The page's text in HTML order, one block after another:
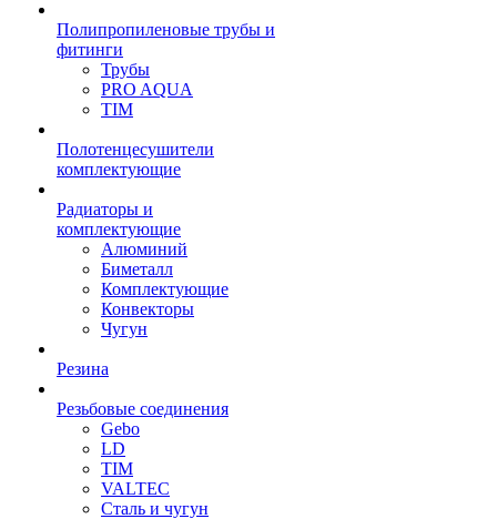
Полипропиленовые трубы и
фитинги
Трубы
PRO AQUA
TIM
Полотенцесушители
комплектующие
Радиаторы и
комплектующие
Алюминий
Биметалл
Комплектующие
Конвекторы
Чугун
Резина
Резьбовые соединения
Gebo
LD
TIM
VALTEC
Сталь и чугун